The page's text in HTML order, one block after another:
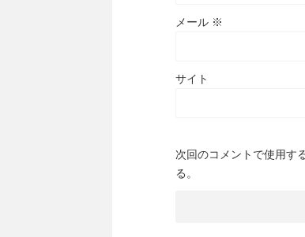
メール ※
サイト
次回のコメントで使用す
る。